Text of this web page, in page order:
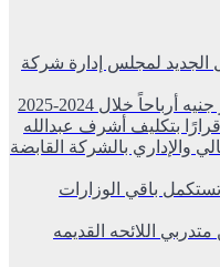
الجديد لمجلس إدارة شركة
بتكليف أشرف عبدالله
والإداري بالشركة القابضة
باقي الوزارات
اللائحه القديمه